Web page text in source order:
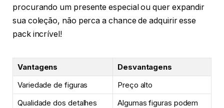
procurando um presente especial ou quer expandir
sua coleção, não perca a chance de adquirir esse
pack incrível!
Vantagens
Desvantagens
Variedade de figuras
Preço alto
Qualidade dos detalhes
Algumas figuras podem